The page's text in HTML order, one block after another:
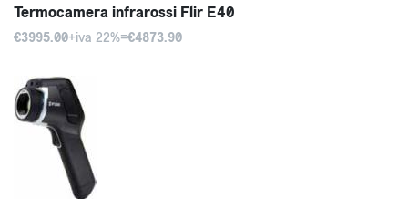
Termocamera infrarossi Flir E40
€3995.00+iva 22%=€4873.90